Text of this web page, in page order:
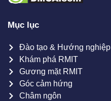
Mục lục
Đào tạo & Hướng nghiệp
Khám phá RMIT
Gương mặt RMIT
Góc cảm hứng
Châm ngôn